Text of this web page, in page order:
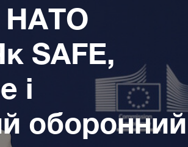
НАТО
SAFE,
і
оборонний